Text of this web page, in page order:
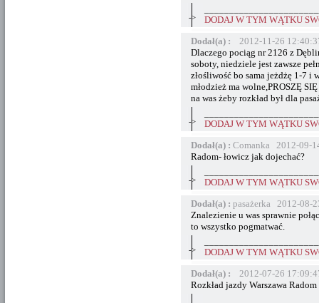
->
DODAJ W TYM WĄTKU
Dodał(a) :
2012-11-26
Dlaczego pociąg nr 2126 z
soboty, niedziele jest zawsze
złośliwość bo sama jeżdżę 1-7 i
młodzież ma wolne,PROSZĘ
na was żeby rozkład był dla
->
DODAJ W TYM WĄTKU
Dodał(a) : Comanka 2012-09-
Radom- łowicz jak dojechać?
->
DODAJ W TYM WĄTKU
Dodał(a) : pasażerka 2012-08-
Znalezienie u was sprawnie
to wszystko pogmatwać.
->
DODAJ W TYM WĄTKU
Dodał(a) :
2012-07-26
Rozkład jazdy Warszawa Radom